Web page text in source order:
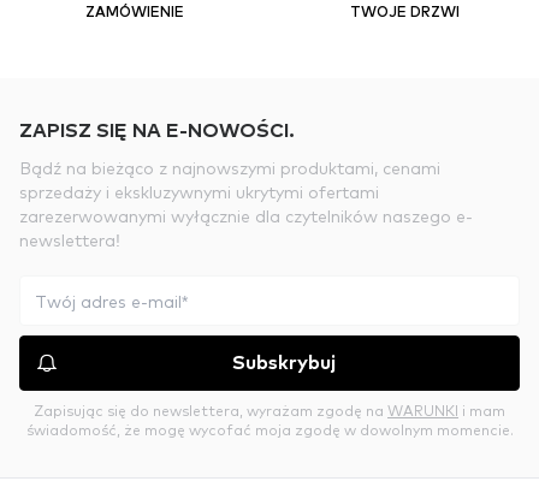
ZAMÓWIENIE
TWOJE DRZWI
ZAPISZ SIĘ NA E-NOWOŚCI.
Bądź na bieżąco z najnowszymi produktami, cenami
sprzedaży i ekskluzywnymi ukrytymi ofertami
zarezerwowanymi wyłącznie dla czytelników naszego e-
newslettera!
Subskrybuj
Zapisując się do newslettera, wyrażam zgodę na WARUNKI i mam
świadomość, że mogę wycofać moja zgodę w dowolnym momencie.